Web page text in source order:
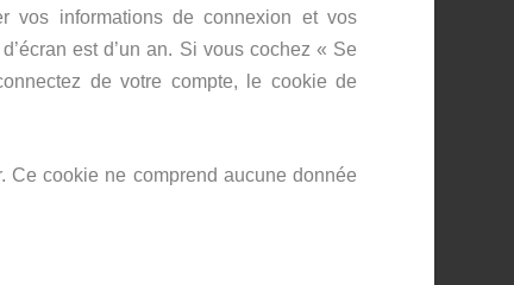
vos informations de connexion et vos
est d’un an. Si vous cochez « Se
de votre compte, le cookie de
Ce cookie ne comprend aucune donnée